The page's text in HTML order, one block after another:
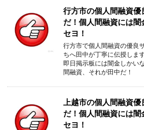
行方市の個人間融資優
だ！個人間融資には
セヨ！
行方市で個人間融資の優良
ちへ田中が丁寧に伝授しま
即日掲示板には闇金しかい
間融資、それが田中だ！
上越市の個人間融資
だ！個人間融資には
セヨ！